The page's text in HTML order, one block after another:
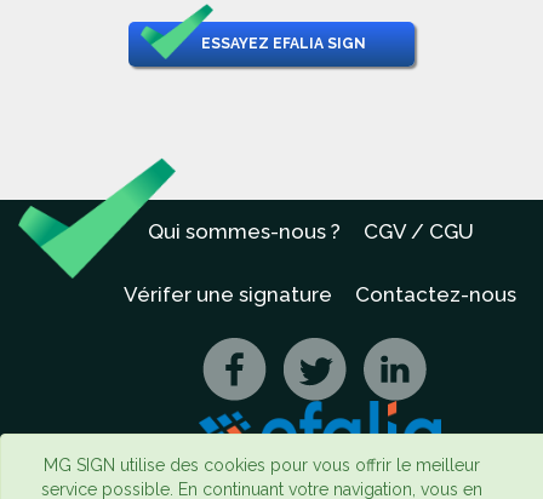
ESSAYEZ EFALIA SIGN
Qui sommes-nous ? CGV / CGU
Vérifer une signature Contactez-nous
MG SIGN utilise des cookies pour vous offrir le meilleur
service possible. En continuant votre navigation, vous en